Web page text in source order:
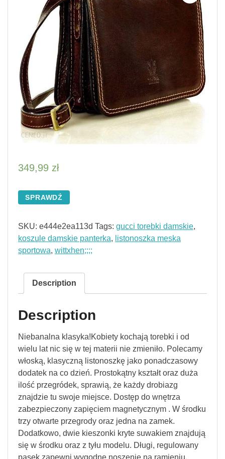
349,99 zł
SPRAWDŹ
SKU: e444e2ea113d Tags: gucci torebki damskie,
koszule damskie panterka, listonoszka meska
sportowa, wittxhen;;;;
Description
Description
Niebanalna klasyka!Kobiety kochają torebki i od
wielu lat nic się w tej materii nie zmieniło. Polecamy
włoską, klasyczną listonoszkę jako ponadczasowy
dodatek na co dzień. Prostokątny kształt oraz duża
ilość przegródek, sprawią, że każdy drobiazg
znajdzie tu swoje miejsce. Dostęp do wnętrza
zabezpieczony zapięciem magnetycznym . W środku
trzy otwarte przegrody oraz jedna na zamek.
Dodatkowo, dwie kieszonki kryte suwakiem znajdują
się w środku oraz z tyłu modelu. Długi, regulowany